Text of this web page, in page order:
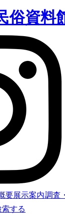
俗資料
要展示案内調査
索する